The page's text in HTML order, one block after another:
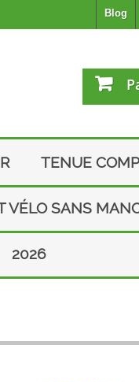
Blog
TENUE
VÉLO SANS
2026